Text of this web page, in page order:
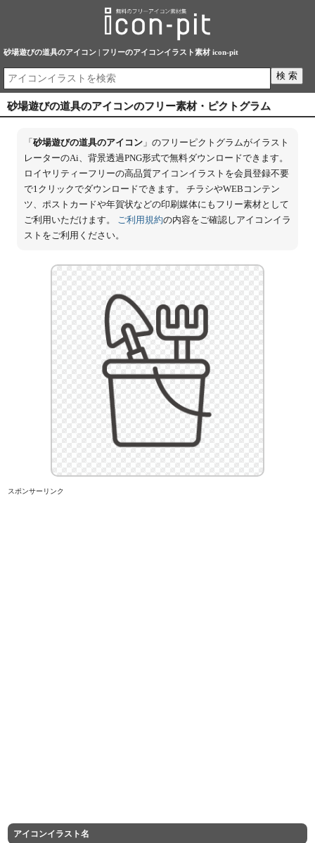
砂場遊びの道具のアイコン | フリーのアイコンイラスト素材 icon-pit
砂場遊びの道具のアイコンのフリー素材・ピクトグラム
「 砂場遊びの道具のアイコン」のフリーピクトグラムがイラスト
レーターのAi、背景透過PNG形式で無料ダウンロードできます。
ロイヤリティーフリーの高品質アイコンイラストを会員登録不要
で1クリックでダウンロードできます。 チラシやWEBコンテン
ツ、ポストカードや年賀状などの印刷媒体にもフリー素材として
ご利用いただけます。 ご利用規約の内容をご確認しアイコンイラ
ストをご利用ください。
スポンサーリンク
アイコンイラスト名